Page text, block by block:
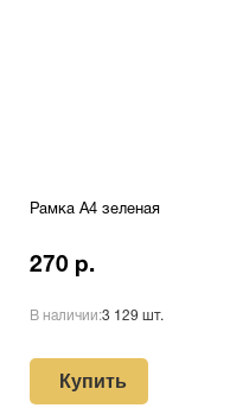
Рамка A4 зеленая
270 р.
В наличии:3 129 шт.
Купить